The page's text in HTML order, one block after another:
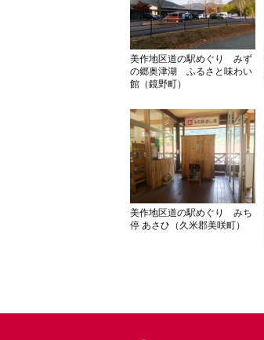
美作地区道の駅めぐり みず
の郷奥津湖 ふるさと味わい
館（鏡野町）
美作地区道の駅めぐり みち
停 あさひ（久米郡美咲町）